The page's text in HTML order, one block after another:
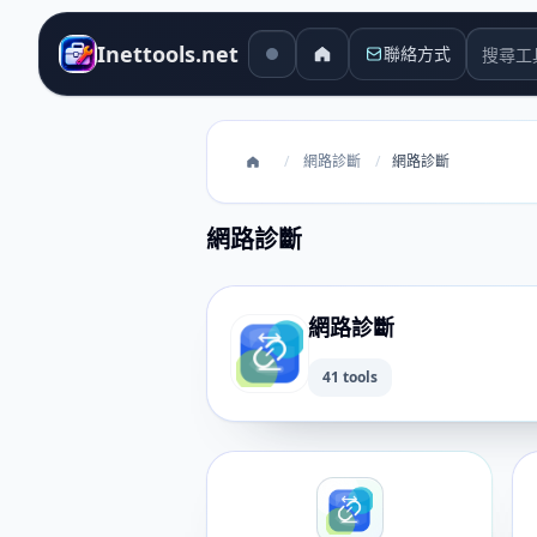
Inettools.net 聯絡方式 搜尋工
/ 網路診斷 / 網路診斷
網路診斷
網路診斷
41 tools